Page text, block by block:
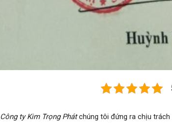
Công ty Kim Trọng Phátchúng tôi đứng ra chịu trách